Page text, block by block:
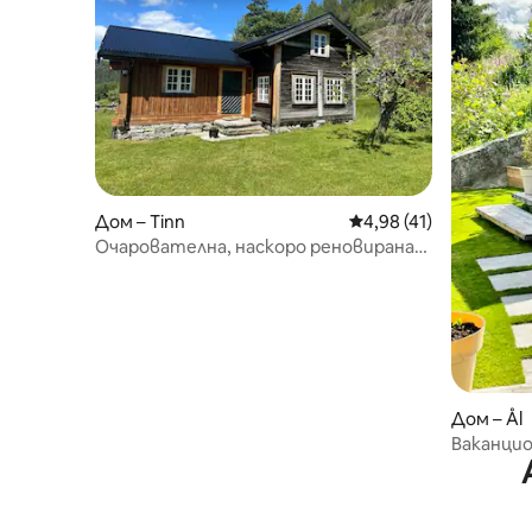
Дом – Tinn Средна оценка:
4,98 (41)
Очарователна, наскоро реновирана
Дом – Ål